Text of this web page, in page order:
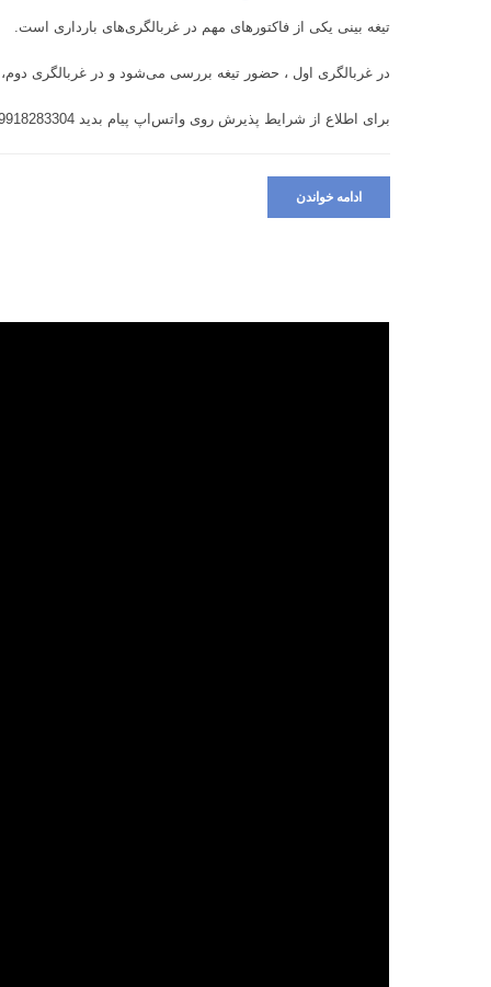
تیغه بینی یکی از فاکتورهای مهم در غربالگری‌های بارداری است.
در غربالگری اول ، حضور تیغه بررسی می‌شود و در غربالگری دوم، اندازه‌ی آن. اندازه ی آن باید بیشتر از 5
برای اطلاع از شرایط پذیرش روی واتس‌اپ پیام بدید 09918283304
ادامه خواندن